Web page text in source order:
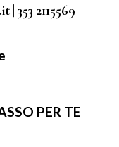
353 2115569
PER TE